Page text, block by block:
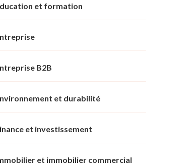
et formation
B2B
et durabilité
et investissement
et immobilier commercial